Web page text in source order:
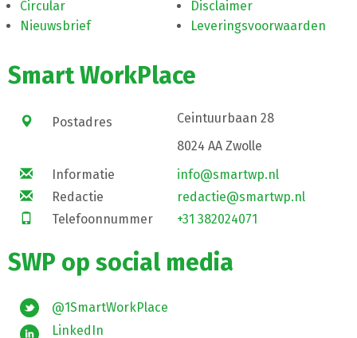
Circular
Nieuwsbrief
Disclaimer
Leveringsvoorwaarden
Smart WorkPlace
Postadres
Ceintuurbaan 28
8024 AA Zwolle
Informatie
info@smartwp.nl
Redactie
redactie@smartwp.nl
Telefoonnummer
+31 382024071
SWP op social media
@1SmartWorkPlace
LinkedIn